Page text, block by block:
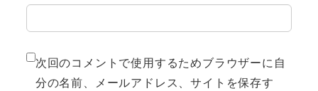
次回のコメントで使用するためブラウザーに自
分の名前、メールアドレス、サイトを保存す